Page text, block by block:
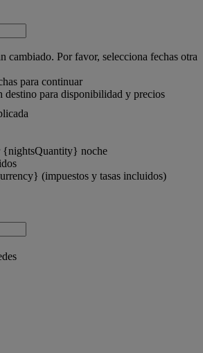
cambiado. Por favor, selecciona fechas otra
para continuar
destino para disponibilidad y precios
noche
(impuestos y tasas incluidos)